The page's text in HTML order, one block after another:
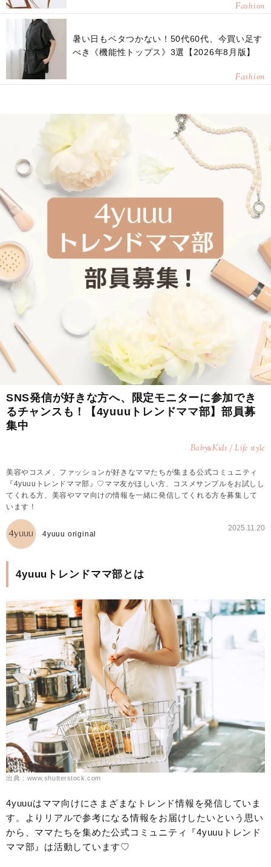
Fashion
暑い日もベタつかない！50代60代、今買い足す
べき《機能性トップス》3選【2026年8月版】
Fashion
SNS発信が好きな方へ、限定モニターに参加でき
るチャンスも！【4yuuuトレンドママ部】部員募
集中
Baby&Kids / Life style
美容やコスメ、ファッションが好きなママたちが集まる公式コミュニティ
『4yuuuトレンドママ部』♡ママ友がほしい方、コスメサンプルをお試しし
てくれる方、美容やママ向けの情報を一緒に発信してくれる方を募集して
います！
4yuuu original
2025.11.20
4yuuuトレンドママ部とは
出典：www.shutterstock.com
4yuuuはママ向けにさまざまなトレンド情報を発信していま
す。よりリアルで参考になる情報をお届けしたいという思い
から、ママたちを集めた公式コミュニティ『4yuuuトレンド
ママ部』は活動しています♡